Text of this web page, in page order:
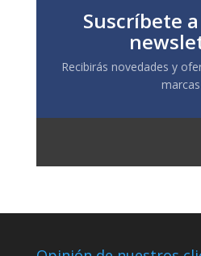
Suscríbete
Recibirás novedades y
marcas